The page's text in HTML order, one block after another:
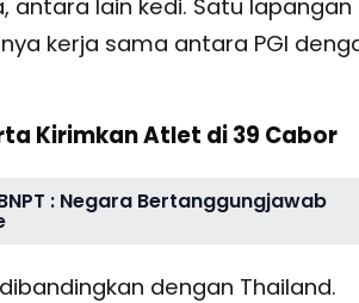
lain kedi. Satu lapangan
kerja sama antara PGI
Kirimkan Atlet di 39 Cabor
: Negara Bertanggungjawab
dengan Thailand.